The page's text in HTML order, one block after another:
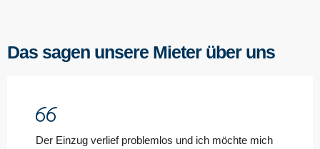
Das sagen unsere Mieter über uns
Der Einzug verlief problemlos und ich möchte mich